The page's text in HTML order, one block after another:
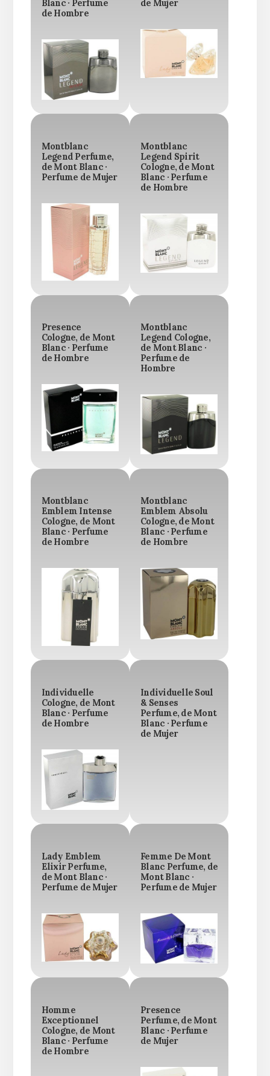
Blanc · Perfume
de Hombre
de Mujer
Montblanc
Legend Perfume,
de Mont Blanc ·
Perfume de Mujer
Montblanc
Legend Spirit
Cologne, de Mont
Blanc · Perfume
de Hombre
Presence
Cologne, de Mont
Blanc · Perfume
de Hombre
Montblanc
Legend Cologne,
de Mont Blanc ·
Perfume de
Hombre
Montblanc
Emblem Intense
Cologne, de Mont
Blanc · Perfume
de Hombre
Montblanc
Emblem Absolu
Cologne, de Mont
Blanc · Perfume
de Hombre
Individuelle
Cologne, de Mont
Blanc · Perfume
de Hombre
Individuelle Soul
& Senses
Perfume, de Mont
Blanc · Perfume
de Mujer
Lady Emblem
Elixir Perfume,
de Mont Blanc ·
Perfume de Mujer
Femme De Mont
Blanc Perfume, de
Mont Blanc ·
Perfume de Mujer
Homme
Exceptionnel
Cologne, de Mont
Blanc · Perfume
de Hombre
Presence
Perfume, de Mont
Blanc · Perfume
de Mujer